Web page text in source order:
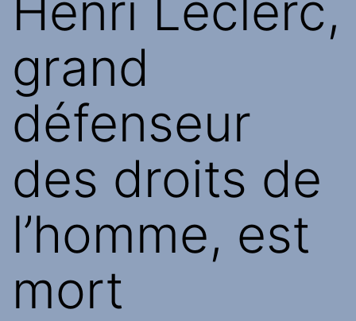
grand
défenseur
des droits de
l’homme, est
mort